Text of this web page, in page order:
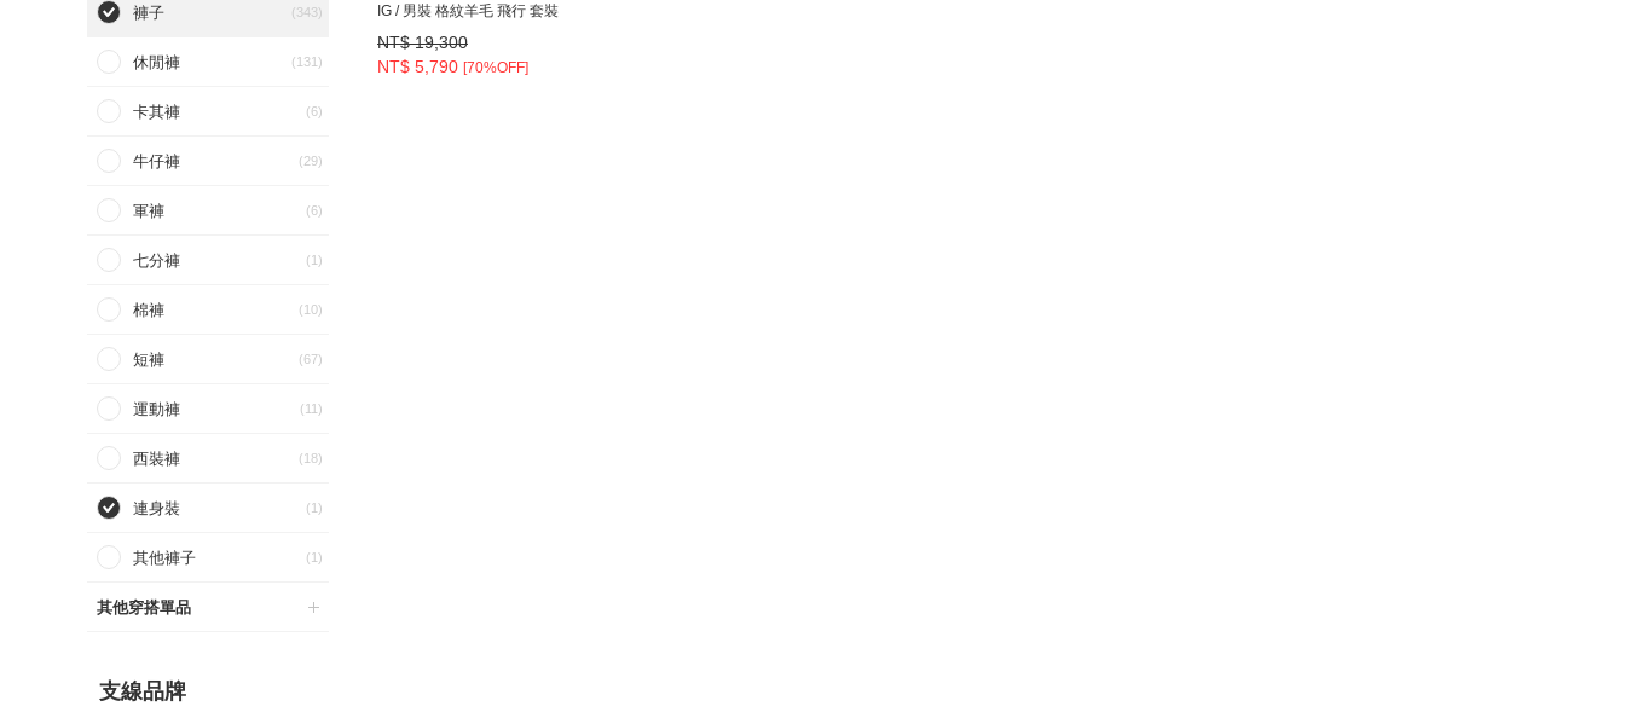
褲子 (343)
休閒褲 (131)
卡其褲 (6)
牛仔褲 (29)
軍褲 (6)
七分褲 (1)
棉褲 (10)
短褲 (67)
運動褲 (11)
西裝褲 (18)
連身裝 (1)
其他褲子 (1)
其他穿搭單品
支線品牌
IG / 男裝 格紋羊毛 飛行 套裝
NT$ 19,300
NT$ 5,790 [70%OFF]